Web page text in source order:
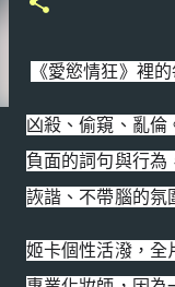
《愛慾情狂》裡
凶殺、偷窺、亂倫
負面的詞句與行為
詼諧、不帶腦的氛
姬卡個性活潑，全